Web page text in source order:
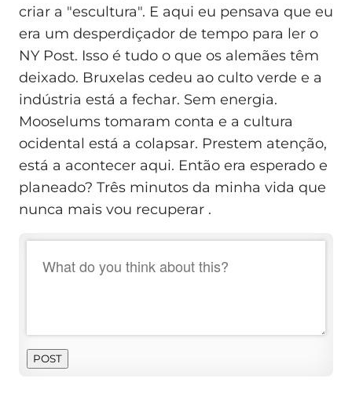
criar a "escultura". E aqui eu pensava que eu
era um desperdiçador de tempo para ler o
NY Post. Isso é tudo o que os alemães têm
deixado. Bruxelas cedeu ao culto verde e a
indústria está a fechar. Sem energia.
Mooselums tomaram conta e a cultura
ocidental está a colapsar. Prestem atenção,
está a acontecer aqui. Então era esperado e
planeado? Três minutos da minha vida que
nunca mais vou recuperar .
POST